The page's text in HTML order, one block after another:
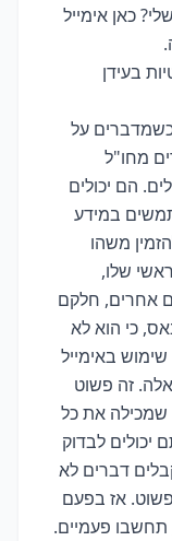
כאן אימייל
בעידן
על
מחו"ל
הם יכולים
במידע
משהו
שלו,
אחרים, חלקם
כי הוא לא
באימייל
זה פשוט
את כל
יכולים לבדוק
דברים לא
אז בפעם
פעמיים.